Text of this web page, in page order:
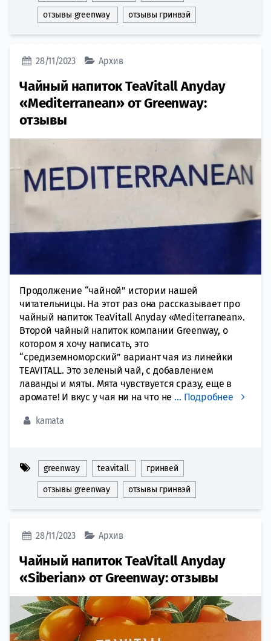
отзывы greenway отзывы гринвэй
28/11/2023 Архив
Чайный напиток TeaVitall Anyday
«Mediterranean» от Greenway:
отзывы
Продолжение “чайной” истории нашей
читательницы. На этот раз она рассказывает про
чайный напиток TeaVitall Anyday «Mediterranean».
Второй чайный напиток компании Greenway, о
котором я хочу написать, это
“средиземноморский” вариант чая из линейки
TEAVITALL. Это зеленый чай, с добавлением
лаванды и мяты. Мята чувствуется сразу, еще в
аромате! И вкус у чая ни на что не… Подробнее
kamata
greenway teavitall гринвей
отзывы greenway отзывы гринвэй
28/11/2023 Архив
Чайный напиток TeaVitall Anyday
«Siberian» от Greenway: отзывы